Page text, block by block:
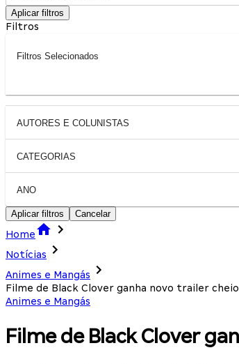
Aplicar filtros
Filtros
Filtros Selecionados
AUTORES E COLUNISTAS
CATEGORIAS
ANO
Aplicar filtros Cancelar
Home
Notícias
Animes e Mangás
Filme de Black Clover ganha novo trailer
Animes e Mangás
Filme de Black Clover